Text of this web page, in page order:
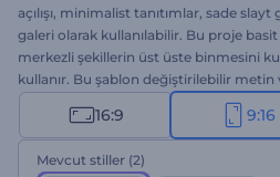
açılışı, minimalist tanıtımlar, sade slayt
galeri olarak kullanılabilir. Bu proje
merkezli şekillerin üst üste binmesini
kullanır. Bu şablon değiştirilebilir
kendinize özel bir video hazırlamanız
sahiptir. Resimlerinizi ya da videonuzu
müziğinizi seçin ya da yükleyin, ve
16:9 9:16
Mevcut stiller (2)